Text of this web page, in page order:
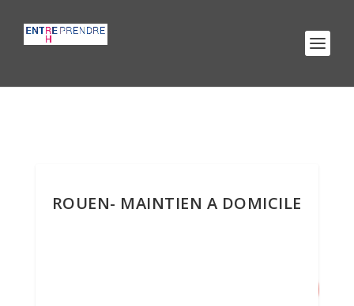
ROUEN- MAINTIEN A DOMICILE